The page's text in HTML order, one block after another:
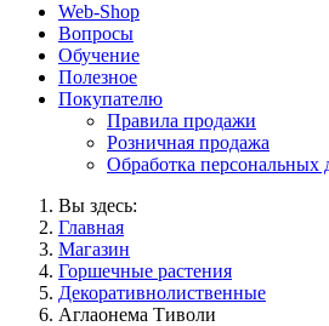
Web-Shop
Вопросы
Обучение
Полезное
Покупателю
Правила продажи
Розничная продажа
Обработка персональных
Вы здесь:
Главная
Магазин
Горшечные растения
Декоративнолиственные
Аглаонема Тиволи